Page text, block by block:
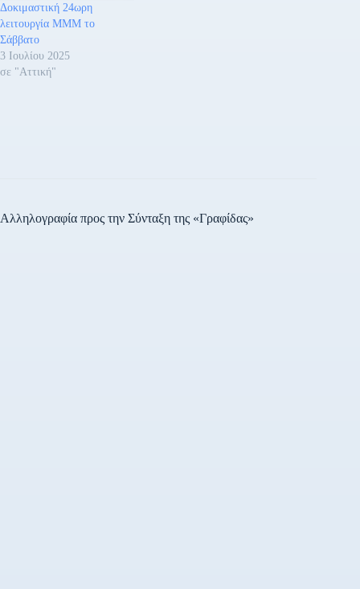
Δοκιμαστική 24ωρη
λειτουργία ΜΜΜ το
Σάββατο
3 Ιουλίου 2025
σε "Αττική"
Αλληλογραφία προς την Σύνταξη της «Γραφίδας»